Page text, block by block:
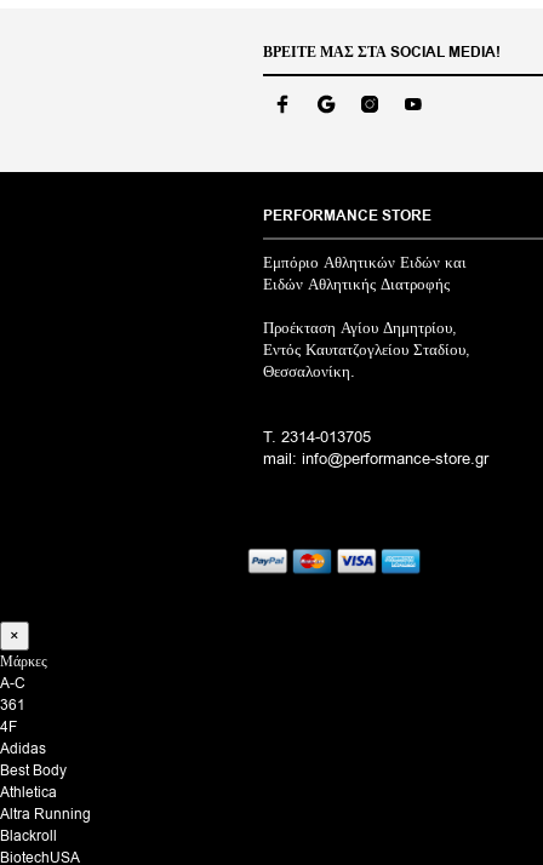
ΒΡΕΊΤΕ ΜΑΣ ΣΤΑ SOCIAL MEDIA!
PERFORMANCE STORE
Εμπόριο Αθλητικών Ειδών και
Ειδών Αθλητικής Διατροφής
Προέκταση Αγίου Δημητρίου,
Εντός Καυτατζογλείου Σταδίου,
Θεσσαλονίκη.
T. 2314-013705
mail: info@performance-store.gr
×
Μάρκες
A-C
361
4F
Adidas
Best Body
Athletica
Altra Running
Blackroll
BiotechUSA